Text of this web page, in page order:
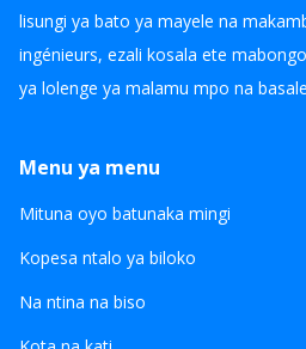
lisungi ya bato ya mayele na
ingénieurs, ezali kosala ete
ya lolenge ya malamu mpo na
Menu ya menu
Mituna oyo batunaka mingi
Kopesa ntalo ya biloko
Na ntina na biso